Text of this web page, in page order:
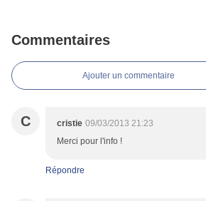
Commentaires
Ajouter un commentaire
C cristie 09/03/2013 21:23
Merci pour l'info !
Répondre